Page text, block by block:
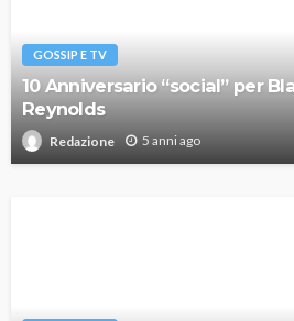
GOSSIP E TV
10 Anniversario “social” per
Reynolds
Redazione 5 anni ago